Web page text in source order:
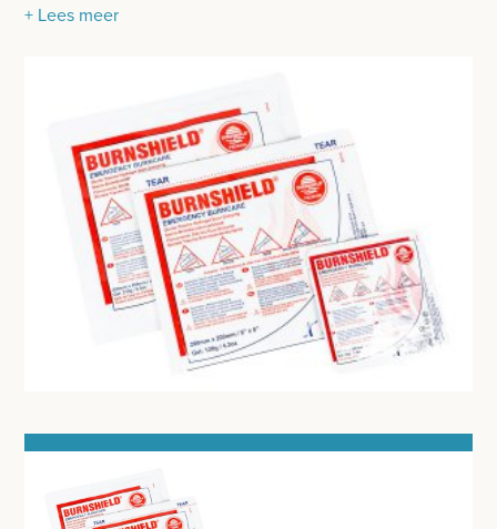
WIJZIG NAAR EXCLUSIEF BTW
PLEISTERS
BRACES
BANDAGES VOOR DIEREN
WATTEN-DEPPERS
ORTHOPEDISCHE BRACES
HECHTINGSMATERIAAL
+ Lees meer